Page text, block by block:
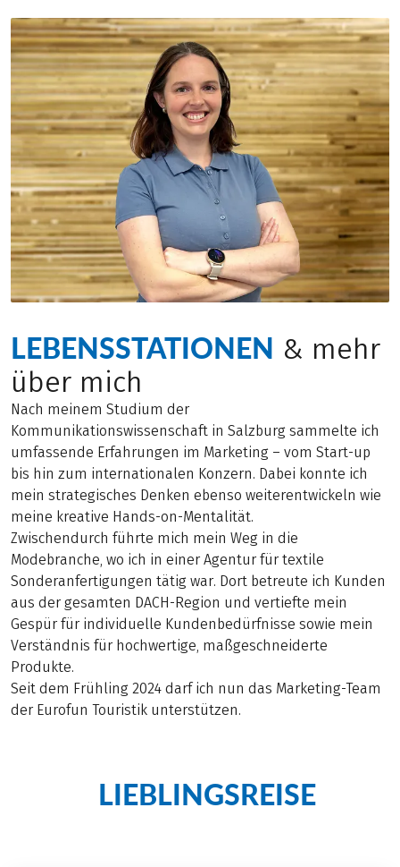
LEBENSSTATIONEN & mehr
über mich
Nach meinem Studium der
Kommunikationswissenschaft in Salzburg sammelte ich
umfassende Erfahrungen im Marketing – vom Start-up
bis hin zum internationalen Konzern. Dabei konnte ich
mein strategisches Denken ebenso weiterentwickeln wie
meine kreative Hands-on-Mentalität.
Zwischendurch führte mich mein Weg in die
Modebranche, wo ich in einer Agentur für textile
Sonderanfertigungen tätig war. Dort betreute ich Kunden
aus der gesamten DACH-Region und vertiefte mein
Gespür für individuelle Kundenbedürfnisse sowie mein
Verständnis für hochwertige, maßgeschneiderte
Produkte.
Seit dem Frühling 2024 darf ich nun das Marketing-Team
der Eurofun Touristik unterstützen.
LIEBLINGS­REISE